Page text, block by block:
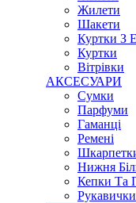
Жилети
Шакети
Куртки З
Куртки
Вітрівки
АКСЕСУАРИ
Сумки
Парфуми
Гаманці
Ремені
Нижня
Кепки Та
Рукавички